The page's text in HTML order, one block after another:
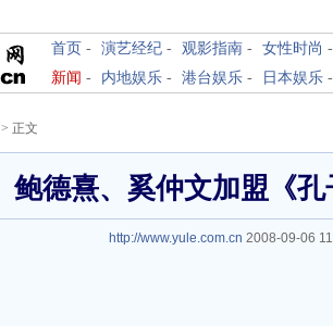
首页 - 演艺经纪 - 观影指南 - 女性时尚 -
新闻 - 内地娱乐 - 港台娱乐 - 日本娱乐 -
> 正文
鲍德熹、奚仲文加盟《
http://www.yule.com.cn 2008-09-06